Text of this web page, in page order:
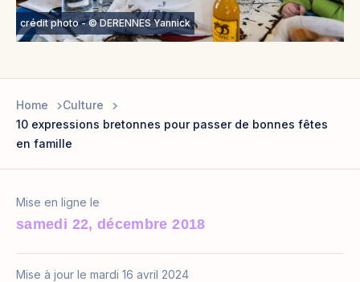
crédit photo - © DERENNES Yannick
Home
Culture
10 expressions bretonnes pour passer de bonnes fêtes
en famille
Mise en ligne le
samedi 22, décembre 2018
Mise à jour le mardi 16 avril 2024